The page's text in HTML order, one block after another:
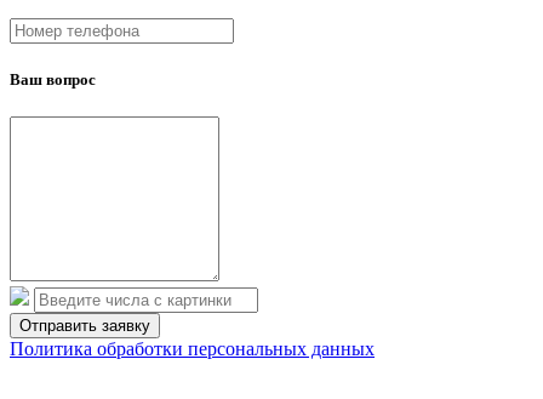
Ваш вопрос
Политика обработки персональных данных